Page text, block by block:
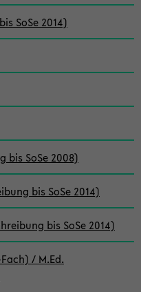
SoSe 2014)
bis SoSe 2008)
bis SoSe 2014)
bis SoSe 2014)
/ M.Ed.